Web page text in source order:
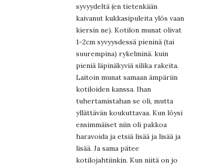
syvyydeltä (en tietenkään
kaivanut kukkasipuleita ylös vaan
kiersin ne). Kotilon munat olivat
1-2cm syvyysdessä pieninä (tai
suurempina) rykelminä. kuin
pieniä läpinäkyviä silika rakeita.
Laitoin munat samaan ämpäriin
kotiloiden kanssa. Ihan
tuhertamistahan se oli, mutta
yllättävän koukuttavaa. Kun löysi
ensimmäiset niin oli pakkoa
haravoida ja etsiä lisää ja lisää ja
lisää. Ja sama pätee
kotilojahtiinkin. Kun niitä on jo